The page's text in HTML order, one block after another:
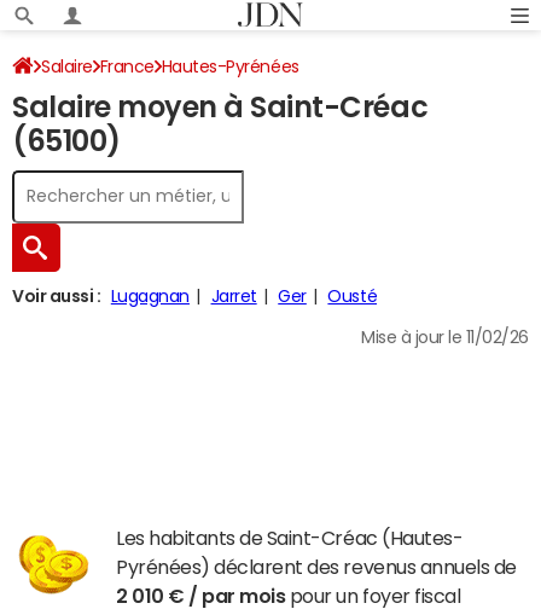
Salaire France Hautes-Pyrénées
Salaire moyen à Saint-Créac
(65100)
Voir aussi : Lugagnan Jarret Ger Ousté
Mise à jour le 11/02/26
Les habitants de Saint-Créac (Hautes-
Pyrénées) déclarent des revenus annuels de
2 010 € / par moispour un foyer fiscal